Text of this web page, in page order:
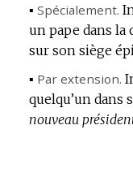
▪ Spécialement.
un pape dans la
sur son siège
▪ Par extension.
quelqu’un dans
nouveau